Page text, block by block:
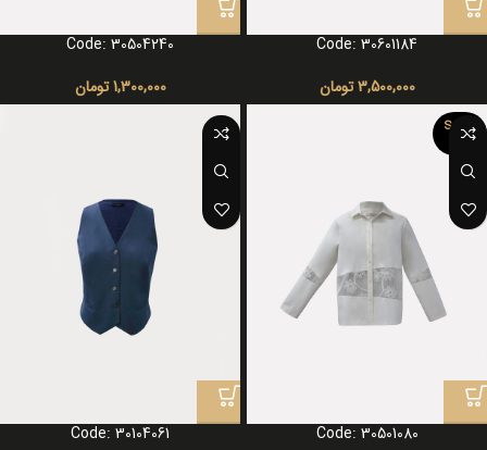
Code: 30601184
3,500,000 تومان
Code: 30504240
1,300,000 تومان
SOLD
OUT
Code: 30501080
Code: 30104061